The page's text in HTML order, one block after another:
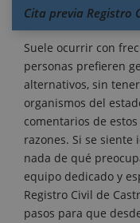
Cita previa Registro
Suele ocurrir con
personas prefieren
alternativos, sin
organismos del
comentarios de
razones. Si se
nada de qué
equipo dedicado y
Registro Civil de
pasos para que